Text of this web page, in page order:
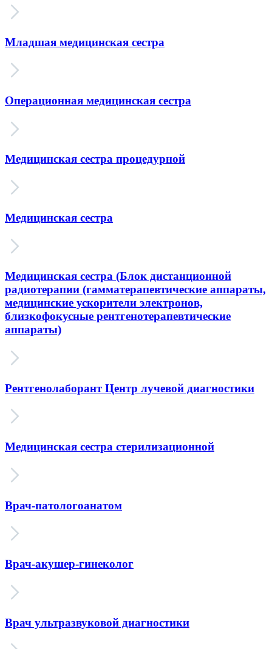
Младшая медицинская сестра
Операционная медицинская сестра
Медицинская сестра процедурной
Медицинская сестра
Медицинская сестра (Блок дистанционной
радиотерапии (гамматерапевтические аппараты,
медицинские ускорители электронов,
близкофокусные рентгенотерапевтические
аппараты)
Рентгенолаборант Центр лучевой диагностики
Медицинская сестра стерилизационной
Врач-патологоанатом
Врач-акушер-гинеколог
Врач ультразвуковой диагностики